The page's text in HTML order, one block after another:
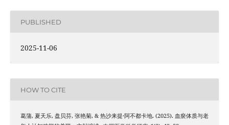
PUBLISHED
2025-11-06
HOW TO CITE
葛蒲, 夏天乐, 盘贝芬, 张艳菊, & 热沙来提·阿不都卡地. (2025). 血瘀体质与老